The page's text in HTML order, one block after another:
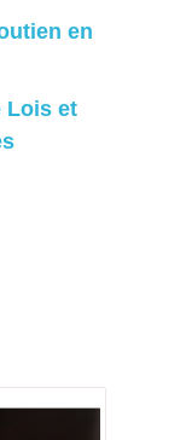
en
Lois et